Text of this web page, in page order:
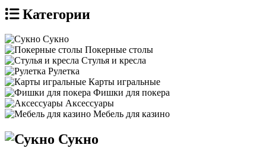
Категории
Сукно
Покерные столы
Стулья и кресла
Рулетка
Карты игральные
Фишки для покера
Аксессуары
Мебель для казино
Сукно